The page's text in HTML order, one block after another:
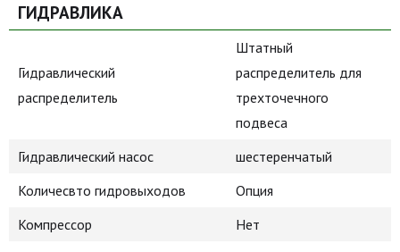
ГИДРАВЛИКА
Гидравлический
распределитель
Штатный
распределитель для
трехточечного
подвеса
Гидравлический насос
шестеренчатый
Количесвто гидровыходов
Опция
Компрессор
Нет